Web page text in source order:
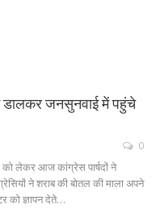
डालकर जनसुनवाई में पहुंचे
0
लेकर आज कांग्रेस पार्षदों ने
ने शराब की बोतल की माला अपने
को ज्ञापन देते…